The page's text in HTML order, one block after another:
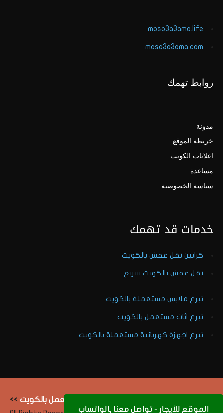
moso3a3ama.life
moso3a3ama.com
روابط تهمك
مدونة
خريطة الموقع
اعلانات الكويت
مساعدة
سياسة الخصوصية
خدمات قد تهمك
كراتين نقل عفش بالكويت
نقل عفش بالكويت سريع
تبرع ملابس مستعملة بالكويت
تبرع اثاث مستعمل بالكويت
تبرع اجهزة كهربائية مستعملة بالكويت
نشتري الاثاث المستعمل بالكويت >>
الموقع للأيجار - تواصل معنا بالواتساب